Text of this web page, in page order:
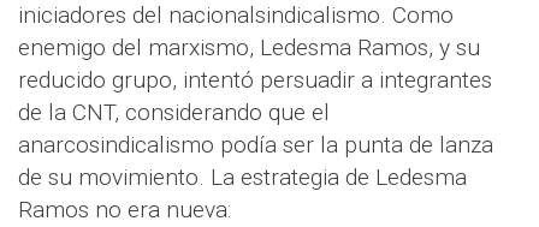
iniciadores del nacionalsindicalismo. Como
enemigo del marxismo, Ledesma Ramos, y su
reducido grupo, intentó persuadir a integrantes
de la CNT, considerando que el
anarcosindicalismo podía ser la punta de lanza
de su movimiento. La estrategia de Ledesma
Ramos no era nueva: